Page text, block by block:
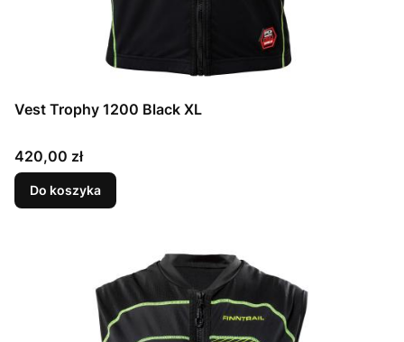
Vest Trophy 1200 Black XL
Cena
420,00 zł
Do koszyka